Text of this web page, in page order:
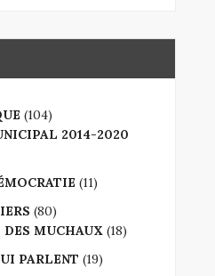
(104)
2014-2020
(11)
(80)
DES MUCHAUX (18)
PARLENT (19)